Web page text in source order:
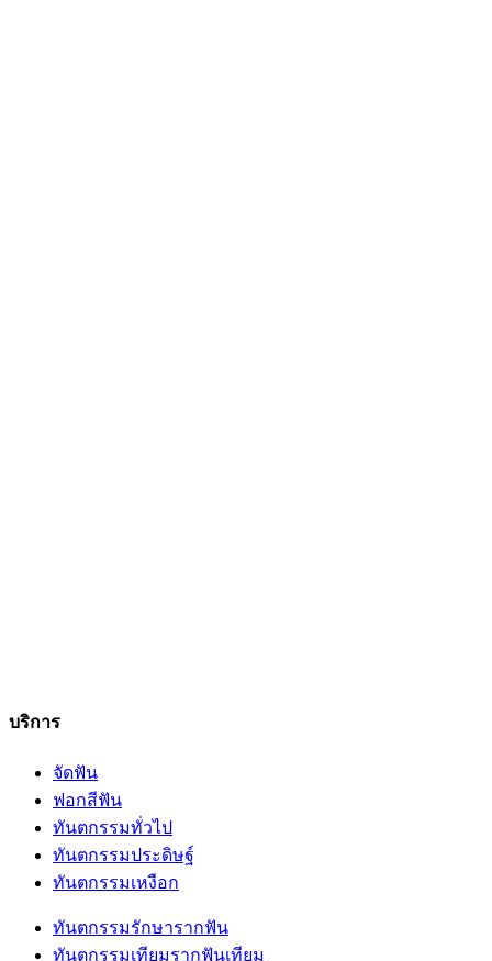
บริการ
จัดฟัน
ฟอกสีฟัน
ทันตกรรมทั่วไป
ทันตกรรมประดิษฐ์
ทันตกรรมเหงือก
ทันตกรรมรักษารากฟัน
ทันตกรรมเทียมรากฟันเทียม